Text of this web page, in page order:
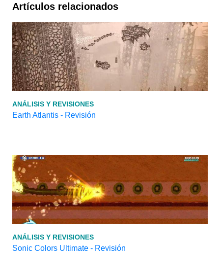
Artículos relacionados
ANÁLISIS Y REVISIONES
Earth Atlantis - Revisión
ANÁLISIS Y REVISIONES
Sonic Colors Ultimate - Revisión